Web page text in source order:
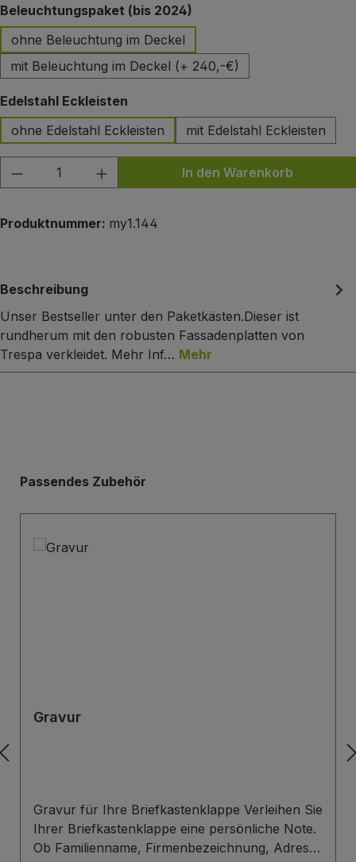
Beleuchtungspaket (bis 2024)
ohne Beleuchtung im Deckel
mit Beleuchtung im Deckel (+ 240,-€)
Edelstahl Eckleisten
ohne Edelstahl Eckleisten
mit Edelstahl Eckleisten
Produkt Anzahl: Gib den gewünschten
In den Warenkorb
Produktnummer: my1.144
Beschreibung
Unser Bestseller unter den Paketkästen.Dieser ist
rundherum mit den robusten Fassadenplatten von
Trespa verkleidet. Mehr Inf… Mehr
Produktgalerie überspringen
Passendes Zubehör
Gravur
Gravur für Ihre Briefkastenklappe Verleihen Sie
Ihrer Briefkastenklappe eine persönliche Note.
Ob Familienname, Firmenbezeichnung, Adresse